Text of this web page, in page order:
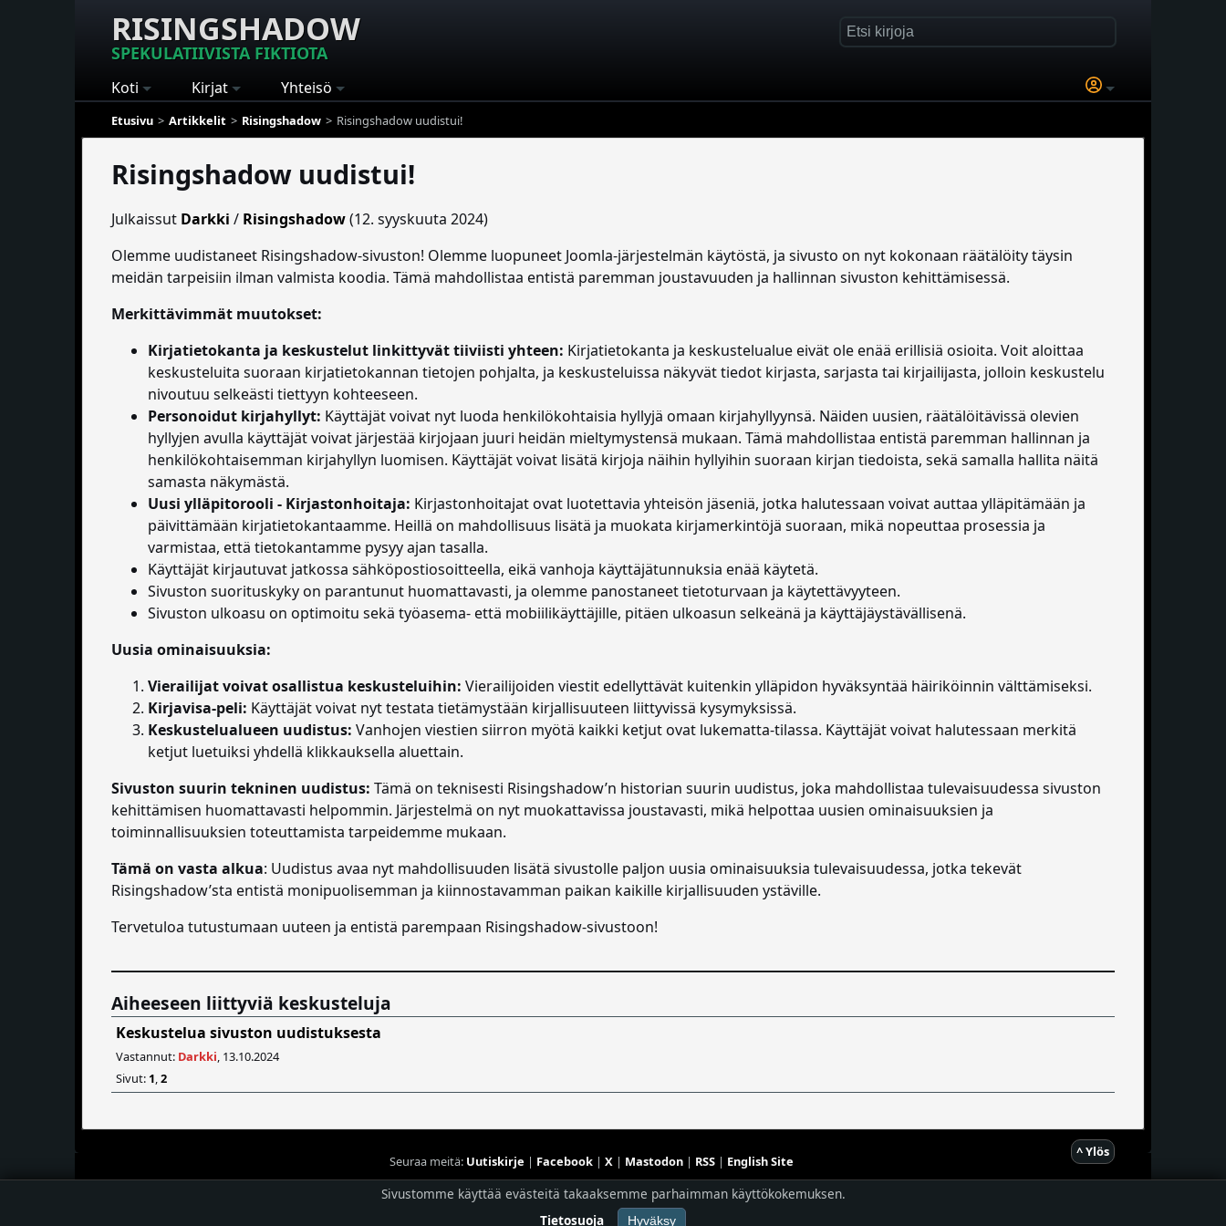
RISINGSHADOW
SPEKULATIIVISTA FIKTIOTA
Koti Kirjat Yhteisö
Etusivu Artikkelit Risingshadow Risingshadow uudistui!
Risingshadow uudistui!
Julkaissut Darkki / Risingshadow(12. syyskuuta 2024)
Olemme uudistaneet Risingshadow-sivuston! Olemme luopuneet Joomla-järjestelmän käytöstä, ja sivusto on nyt kokonaan räätälöity täysin
meidän tarpeisiin ilman valmista koodia. Tämä mahdollistaa entistä paremman joustavuuden ja hallinnan sivuston kehittämisessä.
Merkittävimmät muutokset:
Kirjatietokanta ja keskustelut linkittyvät tiiviisti yhteen: Kirjatietokanta ja keskustelualue eivät ole enää erillisiä osioita. Voit aloittaa
keskusteluita suoraan kirjatietokannan tietojen pohjalta, ja keskusteluissa näkyvät tiedot kirjasta, sarjasta tai kirjailijasta, jolloin keskustelu
nivoutuu selkeästi tiettyyn kohteeseen.
Personoidut kirjahyllyt: Käyttäjät voivat nyt luoda henkilökohtaisia hyllyjä omaan kirjahyllyynsä. Näiden uusien, räätälöitävissä olevien
hyllyjen avulla käyttäjät voivat järjestää kirjojaan juuri heidän mieltymystensä mukaan. Tämä mahdollistaa entistä paremman hallinnan ja
henkilökohtaisemman kirjahyllyn luomisen. Käyttäjät voivat lisätä kirjoja näihin hyllyihin suoraan kirjan tiedoista, sekä samalla hallita näitä
samasta näkymästä.
Uusi ylläpitorooli - Kirjastonhoitaja: Kirjastonhoitajat ovat luotettavia yhteisön jäseniä, jotka halutessaan voivat auttaa ylläpitämään ja
päivittämään kirjatietokantaamme. Heillä on mahdollisuus lisätä ja muokata kirjamerkintöjä suoraan, mikä nopeuttaa prosessia ja
varmistaa, että tietokantamme pysyy ajan tasalla.
Käyttäjät kirjautuvat jatkossa sähköpostiosoitteella, eikä vanhoja käyttäjätunnuksia enää käytetä.
Sivuston suorituskyky on parantunut huomattavasti, ja olemme panostaneet tietoturvaan ja käytettävyyteen.
Sivuston ulkoasu on optimoitu sekä työasema- että mobiilikäyttäjille, pitäen ulkoasun selkeänä ja käyttäjäystävällisenä.
Uusia ominaisuuksia:
Vierailijat voivat osallistua keskusteluihin: Vierailijoiden viestit edellyttävät kuitenkin ylläpidon hyväksyntää häiriköinnin välttämiseksi.
Kirjavisa-peli: Käyttäjät voivat nyt testata tietämystään kirjallisuuteen liittyvissä kysymyksissä.
Keskustelualueen uudistus: Vanhojen viestien siirron myötä kaikki ketjut ovat lukematta-tilassa. Käyttäjät voivat halutessaan merkitä
ketjut luetuiksi yhdellä klikkauksella aluettain.
Sivuston suurin tekninen uudistus: Tämä on teknisesti Risingshadow’n historian suurin uudistus, joka mahdollistaa tulevaisuudessa sivuston
kehittämisen huomattavasti helpommin. Järjestelmä on nyt muokattavissa joustavasti, mikä helpottaa uusien ominaisuuksien ja
toiminnallisuuksien toteuttamista tarpeidemme mukaan.
Tämä on vasta alkua: Uudistus avaa nyt mahdollisuuden lisätä sivustolle paljon uusia ominaisuuksia tulevaisuudessa, jotka tekevät
Risingshadow’sta entistä monipuolisemman ja kiinnostavamman paikan kaikille kirjallisuuden ystäville.
Tervetuloa tutustumaan uuteen ja entistä parempaan Risingshadow-sivustoon!
Aiheeseen liittyviä keskusteluja
Keskustelua sivuston uudistuksesta
Vastannut: Darkki, 13.10.2024
Sivut: 1,2
^ Ylös
Seuraa meitä: Uutiskirje | Facebook| X| Mastodon| RSS| English Site
Hostingpalvelun tarjoaaPlaneetta Internet Oy
© 1996 - 2026 Risingshadow. Kaikki oikeudet pidätetään.
Sivustomme käyttää evästeitä takaaksemme parhaimman käyttökokemuksen.
Tietosuoja
Hyväksy